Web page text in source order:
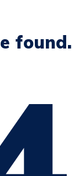
found.